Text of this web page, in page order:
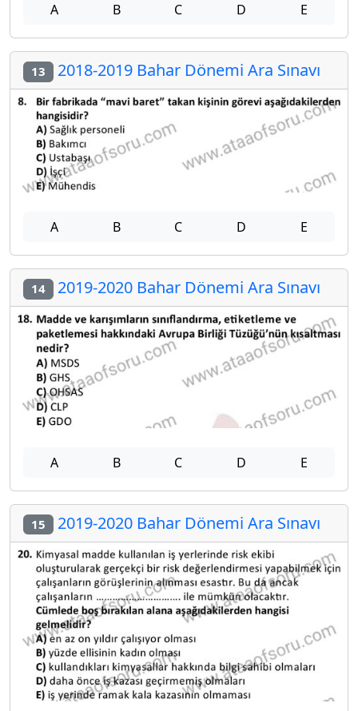
A B C D E
13 2018-2019 Bahar Dönemi Ara Sınavı
A B C D E
14 2019-2020 Bahar Dönemi Ara Sınavı
A B C D E
15 2019-2020 Bahar Dönemi Ara Sınavı